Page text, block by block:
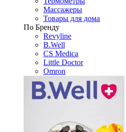
Массажеры
Товары для дома
По Бренду
Revyline
B.Well
CS Medica
Little Doctor
Omron